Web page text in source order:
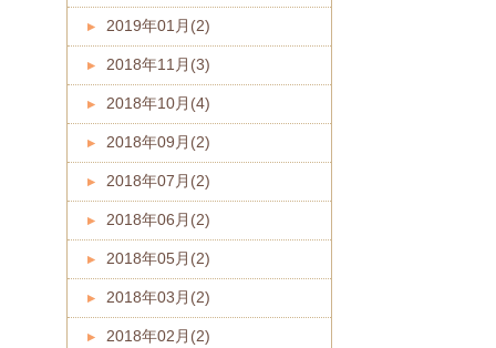
2019年01月(2)
2018年11月(3)
2018年10月(4)
2018年09月(2)
2018年07月(2)
2018年06月(2)
2018年05月(2)
2018年03月(2)
2018年02月(2)